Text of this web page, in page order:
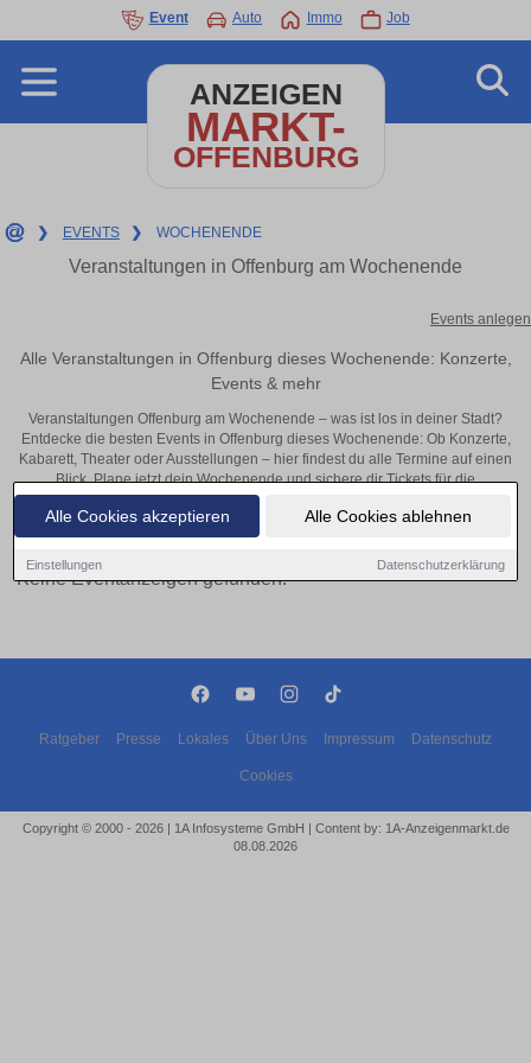
Alle Cookies akzeptieren Alle Cookies ablehnen
Einstellungen Datenschutzerklärung
Event Auto Immo Job
ANZEIGEN
MARKT-
OFFENBURG
❯ EVENTS ❯ WOCHENENDE
Veranstaltungen in Offenburg am Wochenende
Events anlegen
Alle Veranstaltungen in Offenburg dieses Wochenende: Konzerte,
Events & mehr
Veranstaltungen Offenburg am Wochenende – was ist los in deiner Stadt?
Entdecke die besten Events in Offenburg dieses Wochenende: Ob Konzerte,
Kabarett, Theater oder Ausstellungen – hier findest du alle Termine auf einen
Blick. Plane jetzt dein Wochenende und sichere dir Tickets für die
beliebtesten Veranstaltungen in Offenburg.
Keine Eventanzeigen gefunden!
Ratgeber Presse Lokales Über Uns Impressum Datenschutz
Cookies
Copyright © 2000 - 2026 | 1A Infosysteme GmbH | Content by: 1A-Anzeigenmarkt.de
08.08.2026